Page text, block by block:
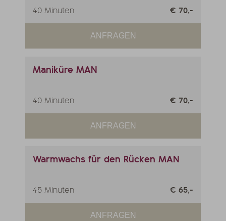
40 Minuten € 70,-
ANFRAGEN
Maniküre MAN
40 Minuten € 70,-
ANFRAGEN
Warmwachs für den Rücken MAN
45 Minuten € 65,-
ANFRAGEN